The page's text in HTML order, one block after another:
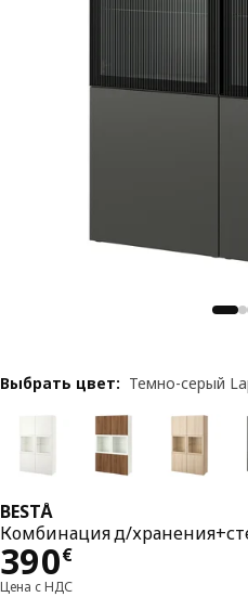
BESTÅ
Комбинация д/
390€
Цена 390€
Цена с НДС
Выбрать цвет: Темно-серый